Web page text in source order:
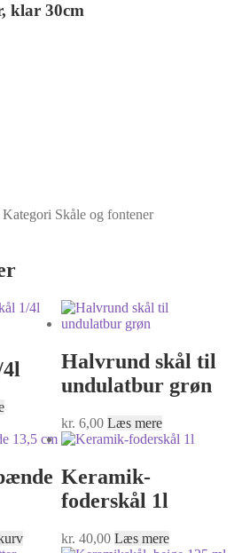
klar 30cm
Kategori Skåle og fontener
Halvrund skål til
undulatbur grøn
kr. 6,00 Læs mere
Keramik-
foderskål 1l
kr. 40,00 Læs mere